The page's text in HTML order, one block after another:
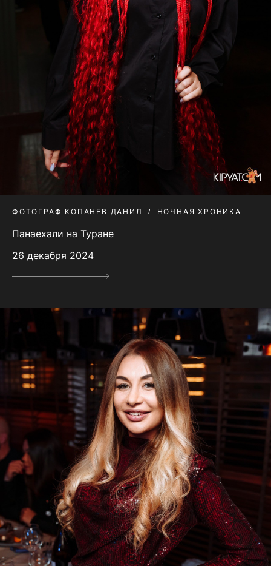
ФОТОГРАФ КОПАНЕВ ДАНИЛ НОЧНАЯ ХРОНИКА
Панаехали на Туране
26 декабря 2024